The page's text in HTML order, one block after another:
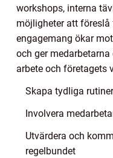
workshops, interna
möjligheter att
engagemang ökar
och ger
arbete och företagets
Skapa tydliga
Involvera
Utvärdera och
regelbundet